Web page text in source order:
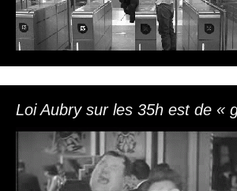
Loi Aubry sur les 35h est de «